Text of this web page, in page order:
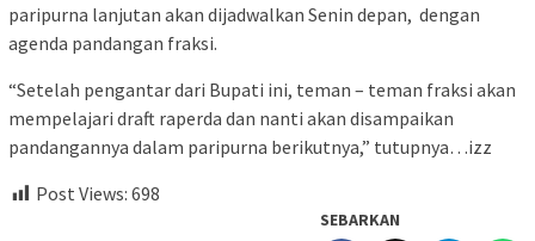
paripurna lanjutan akan dijadwalkan Senin depan, dengan
agenda pandangan fraksi.
“Setelah pengantar dari Bupati ini, teman – teman fraksi akan
mempelajari draft raperda dan nanti akan disampaikan
pandangannya dalam paripurna berikutnya,” tutupnya…izz
Post Views: 698
SEBARKAN